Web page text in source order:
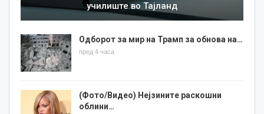
училиште во Тајланд
Одборот за мир на Трамп за обнова на…
пред 4 часа
(Фото/Видео) Нејзините раскошни
облини…